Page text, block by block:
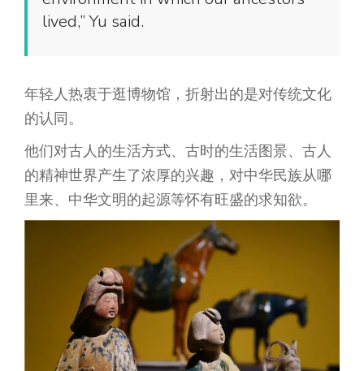
lived,” Yu said.
年轻人热衷于逛博物馆，折射出的是对传统文化
的认同。
他们对古人的生活方式、古时的生活图景、古人
的精神世界产生了浓厚的兴趣，对中华民族从哪
里来、中华文明的起源等怀有旺盛的求知欲。